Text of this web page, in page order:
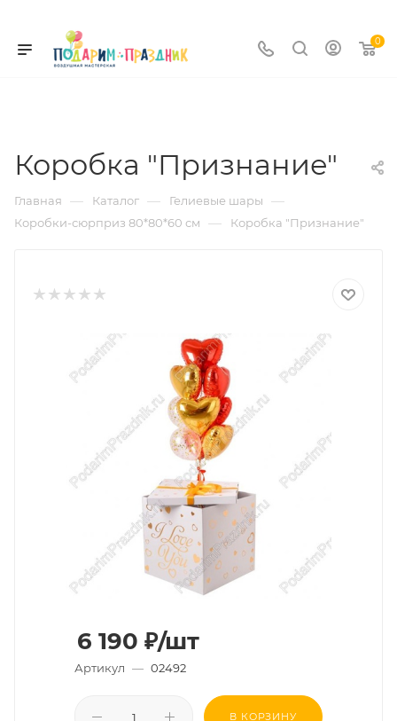
0
Коробка "Признание"
Главная — Каталог — Гелиевые шары —
Коробки-сюрприз 80*80*60 см — Коробка "Признание"
6 190 ₽/шт
Артикул — 02492
В КОРЗИНУ